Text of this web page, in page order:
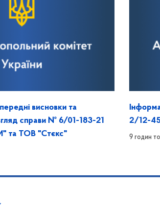
висновки та
справи № 6/01-183-21
та ТОВ "Стєкс"
2/12-
9 годин